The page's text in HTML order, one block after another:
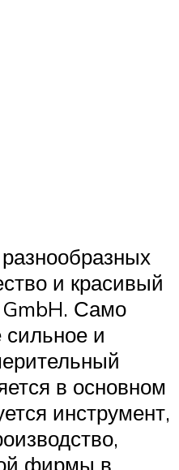
и красивый
GmbH. Само
сильное и
в основном
инструмент,
фирмы в